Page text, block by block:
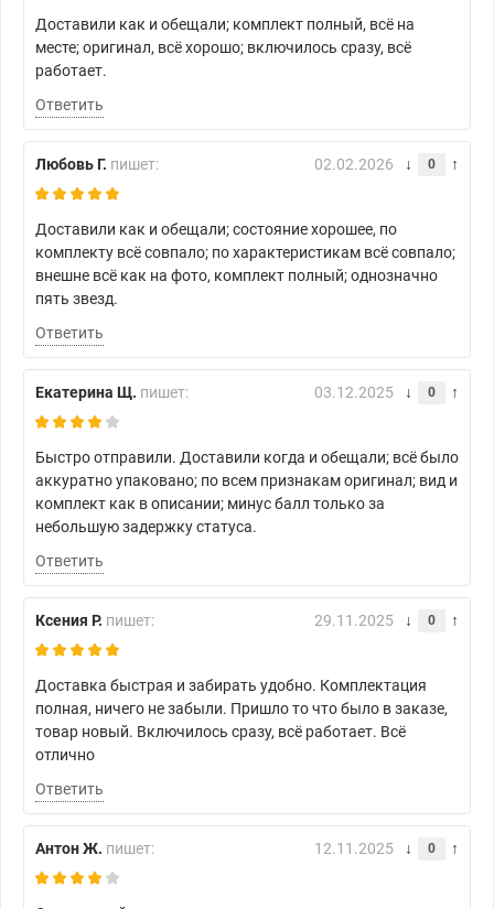
Доставили как и обещали; комплект полный, всё на
месте; оригинал, всё хорошо; включилось сразу, всё
работает.
Ответить
Любовь Г. пишет: 02.02.2026 0
Доставили как и обещали; состояние хорошее, по
комплекту всё совпало; по характеристикам всё совпало;
внешне всё как на фото, комплект полный; однозначно
пять звезд.
Ответить
Екатерина Щ. пишет: 03.12.2025 0
Быстро отправили. Доставили когда и обещали; всё было
аккуратно упаковано; по всем признакам оригинал; вид и
комплект как в описании; минус балл только за
небольшую задержку статуса.
Ответить
Ксения Р. пишет: 29.11.2025 0
Доставка быстрая и забирать удобно. Комплектация
полная, ничего не забыли. Пришло то что было в заказе,
товар новый. Включилось сразу, всё работает. Всё
отлично
Ответить
Антон Ж. пишет: 12.11.2025 0